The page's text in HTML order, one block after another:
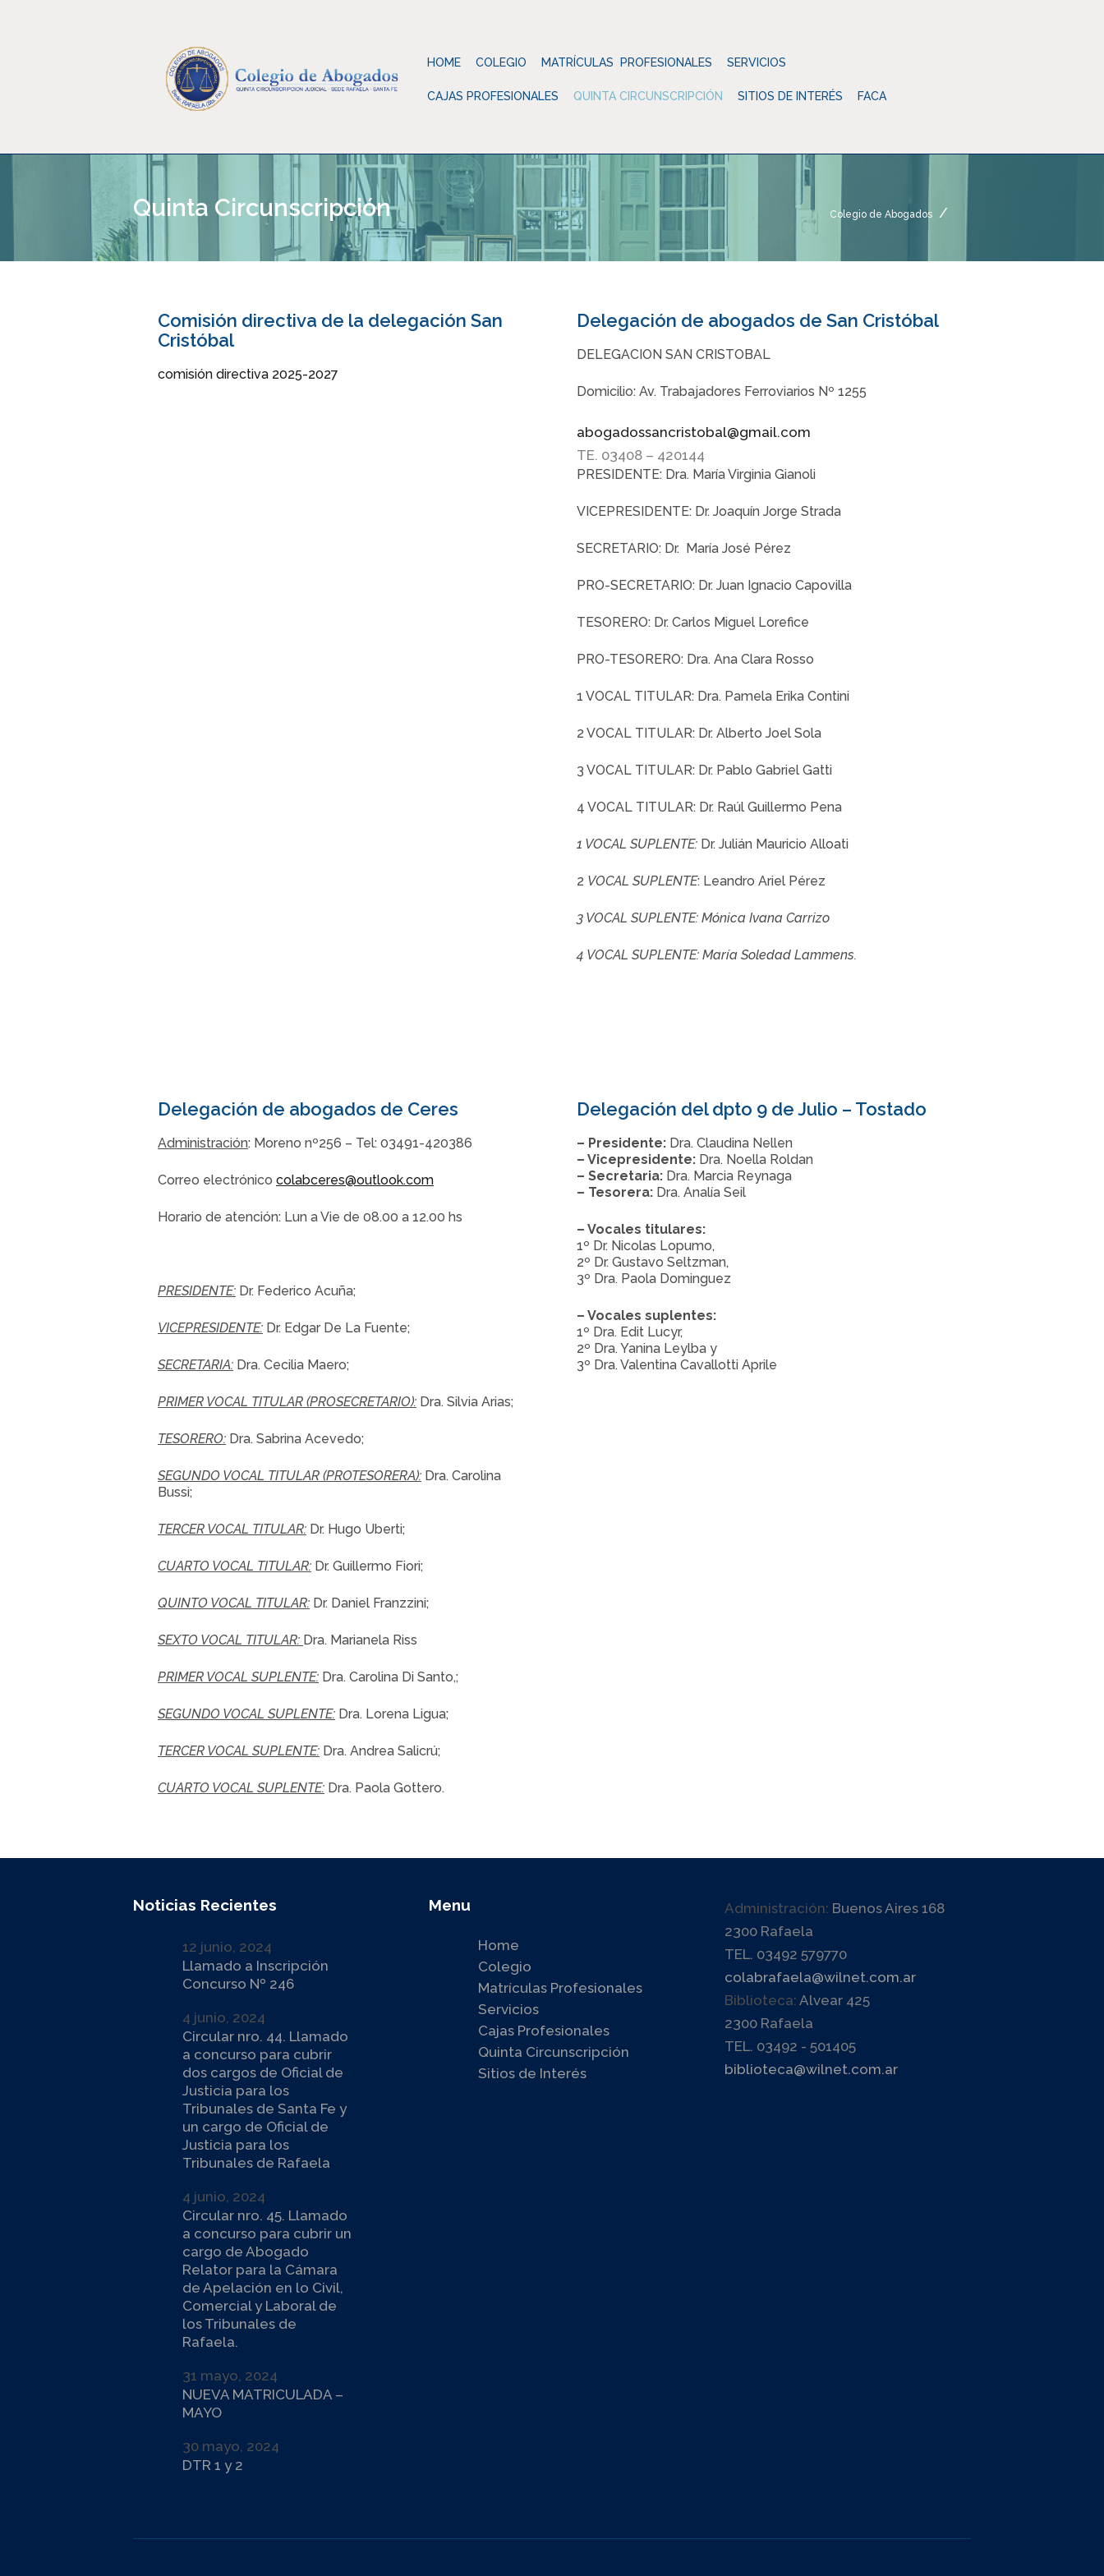
HOME COLEGIO MATRÍCULAS PROFESIONALES SERVICIOS
CAJAS PROFESIONALES QUINTA CIRCUNSCRIPCIÓN SITIOS DE INTERÉS FACA
Quinta Circunscripción Colegio de Abogados
Comisión directiva de la delegación San
Cristóbal
comisión directiva 2025-2027
Delegación de abogados de San Cristóbal
DELEGACION SAN CRISTOBAL
Domicilio: Av. Trabajadores Ferroviarios Nº 1255
abogadossancristobal@gmail.com
TE. 03408 – 420144
PRESIDENTE: Dra. María Virginia Gianoli
VICEPRESIDENTE: Dr. Joaquín Jorge Strada
SECRETARIO: Dr. María José Pérez
PRO-SECRETARIO: Dr. Juan Ignacio Capovilla
TESORERO: Dr. Carlos Miguel Lorefice
PRO-TESORERO: Dra. Ana Clara Rosso
1 VOCAL TITULAR: Dra. Pamela Erika Contini
2 VOCAL TITULAR: Dr. Alberto Joel Sola
3 VOCAL TITULAR: Dr. Pablo Gabriel Gatti
4 VOCAL TITULAR: Dr. Raúl Guillermo Pena
1 VOCAL SUPLENTE: Dr. Julián Mauricio Alloati
2 VOCAL SUPLENTE: Leandro Ariel Pérez
3 VOCAL SUPLENTE: Mónica Ivana Carrizo
4 VOCAL SUPLENTE: María Soledad Lammens.
Delegación de abogados de Ceres
Administración: Moreno nº256 – Tel: 03491-420386
Correo electrónico colabceres@outlook.com
Horario de atención: Lun a Vie de 08.00 a 12.00 hs
PRESIDENTE: Dr. Federico Acuña;
VICEPRESIDENTE: Dr. Edgar De La Fuente;
SECRETARIA: Dra. Cecilia Maero;
PRIMER VOCAL TITULAR (PROSECRETARIO): Dra. Silvia Arias;
TESORERO: Dra. Sabrina Acevedo;
SEGUNDO VOCAL TITULAR (PROTESORERA): Dra. Carolina
Bussi;
TERCER VOCAL TITULAR: Dr. Hugo Uberti;
CUARTO VOCAL TITULAR: Dr. Guillermo Fiori;
QUINTO VOCAL TITULAR: Dr. Daniel Franzzini;
SEXTO VOCAL TITULAR: Dra. Marianela Riss
PRIMER VOCAL SUPLENTE: Dra. Carolina Di Santo,;
SEGUNDO VOCAL SUPLENTE: Dra. Lorena Ligua;
TERCER VOCAL SUPLENTE: Dra. Andrea Salicrú;
CUARTO VOCAL SUPLENTE: Dra. Paola Gottero.
Delegación del dpto 9 de Julio – Tostado
– Presidente: Dra. Claudina Nellen
– Vicepresidente: Dra. Noella Roldan
– Secretaria: Dra. Marcia Reynaga
– Tesorera: Dra. Analía Seil
– Vocales titulares:
1º Dr. Nicolas Lopumo,
2º Dr. Gustavo Seltzman,
3º Dra. Paola Dominguez
– Vocales suplentes:
1º Dra. Edit Lucyr,
2º Dra. Yanina Leylba y
3º Dra. Valentina Cavallotti Aprile
Noticias Recientes
12 junio, 2024
Llamado a Inscripción
Concurso Nº 246
4 junio, 2024
Circular nro. 44. Llamado
a concurso para cubrir
dos cargos de Oficial de
Justicia para los
Tribunales de Santa Fe y
un cargo de Oficial de
Justicia para los
Tribunales de Rafaela
4 junio, 2024
Circular nro. 45. Llamado
a concurso para cubrir un
cargo de Abogado
Relator para la Cámara
de Apelación en lo Civil,
Comercial y Laboral de
los Tribunales de
Rafaela.
31 mayo, 2024
NUEVA MATRICULADA –
MAYO
30 mayo, 2024
DTR 1 y 2
Menu
Home
Colegio
Matrículas Profesionales
Servicios
Cajas Profesionales
Quinta Circunscripción
Sitios de Interés
Administración: Buenos Aires 168
2300 Rafaela
TEL. 03492 579770
colabrafaela@wilnet.com.ar
Biblioteca: Alvear 425
2300 Rafaela
TEL. 03492 - 501405
biblioteca@wilnet.com.ar